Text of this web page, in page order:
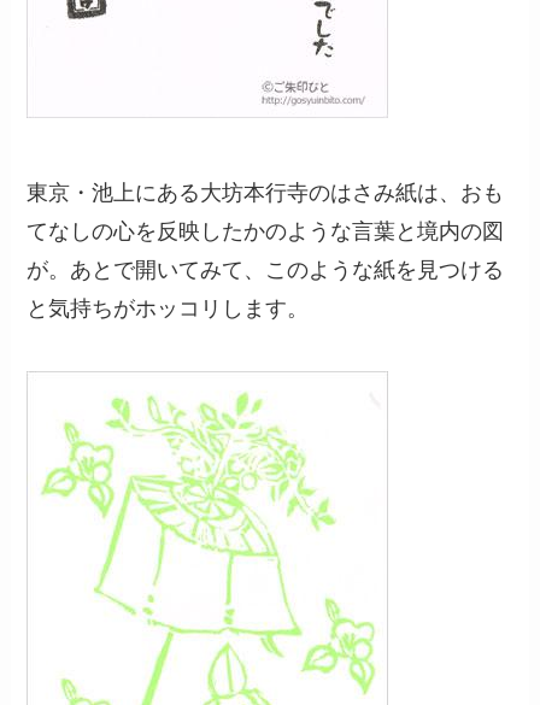
東京・池上にある大坊本行寺のはさみ紙は、おも
てなしの心を反映したかのような言葉と境内の図
が。あとで開いてみて、このような紙を見つける
と気持ちがホッコリします。